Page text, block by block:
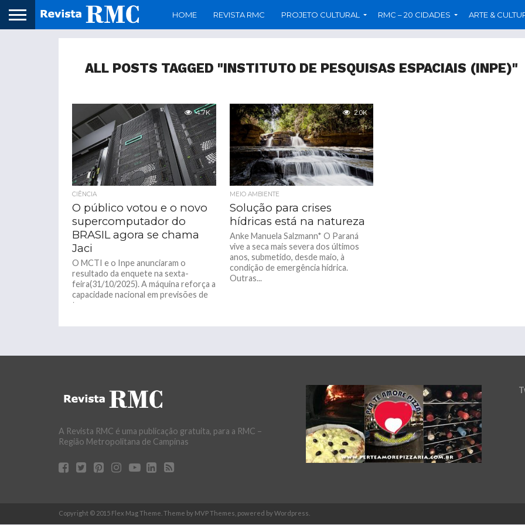
HOME REVISTA RMC PROJETO CULTURAL RMC – 20 CIDADES ARTE &
ALL POSTS TAGGED "INSTITUTO DE PESQUISAS ESPACIAIS (INPE)"
4.7K
CIÊNCIA
O público votou e o novo
supercomputador do
BRASIL agora se chama
Jaci
O MCTI e o Inpe anunciaram o
resultado da enquete na sexta-
feira(31/10/2025). A máquina reforça a
capacidade nacional em previsões de
tempo,...
2.0K
MEIO AMBIENTE
Solução para crises
hídricas está na natureza
Anke Manuela Salzmann* O Paraná
vive a seca mais severa dos últimos
anos, submetido, desde maio, à
condição de emergência hídrica.
Outras...
A Revista RMC é uma publicação gratuita, para a RMC –
Região Metropolitana de Campinas
Copyright © 2015 Flex Mag Theme. Theme by MVP Themes, powered by Wordpress.